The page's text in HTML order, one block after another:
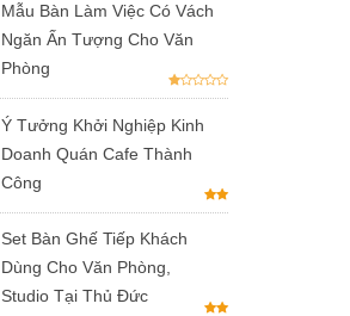
Mẫu Bàn Làm Việc Có Vách
Ngăn Ấn Tượng Cho Văn
Phòng
Ý Tưởng Khởi Nghiệp Kinh
Doanh Quán Cafe Thành
Công
Set Bàn Ghế Tiếp Khách
Dùng Cho Văn Phòng,
Studio Tại Thủ Đức